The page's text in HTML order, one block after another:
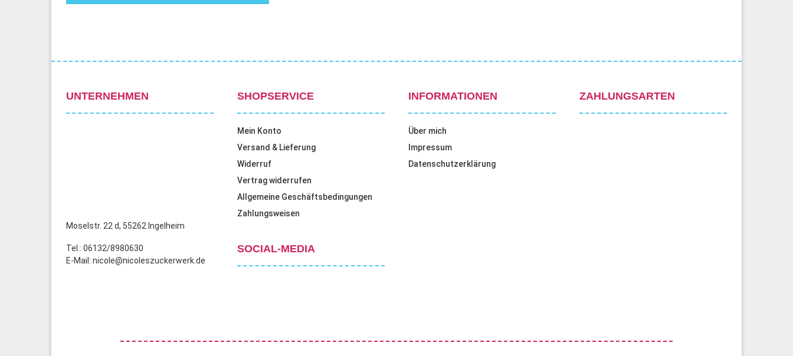
UNTERNEHMEN
Moselstr. 22 d, 55262 Ingelheim
Tel.: 06132/8980630
E-Mail: nicole@nicoleszuckerwerk.de
SHOPSERVICE
Mein Konto
Versand & Lieferung
Widerruf
Vertrag widerrufen
Allgemeine Geschäftsbedingungen
Zahlungsweisen
SOCIAL-MEDIA
INFORMATIONEN
Über mich
Impressum
Datenschutzerklärung
ZAHLUNGSARTEN